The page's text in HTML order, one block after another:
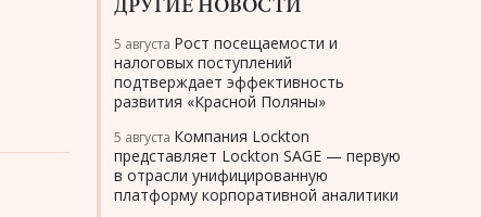
ДРУГИЕ НОВОСТИ
5 августа Рост посещаемости и
налоговых поступлений
подтверждает эффективность
развития «Красной Поляны»
5 августа Компания Lockton
представляет Lockton SAGE — первую
в отрасли унифицированную
платформу корпоративной аналитики